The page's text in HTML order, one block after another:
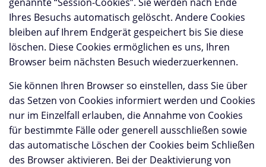
Ihres Besuchs automatisch gelöscht. Andere Cookies
bleiben auf Ihrem Endgerät gespeichert bis Sie diese
löschen. Diese Cookies ermöglichen es uns, Ihren
Browser beim nächsten Besuch wiederzuerkennen.
Sie können Ihren Browser so einstellen, dass Sie über
das Setzen von Cookies informiert werden und Cookies
nur im Einzelfall erlauben, die Annahme von Cookies
für bestimmte Fälle oder generell ausschließen sowie
das automatische Löschen der Cookies beim Schließen
des Browser aktivieren. Bei der Deaktivierung von